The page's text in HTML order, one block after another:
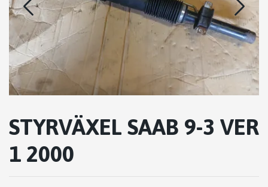
STYRVÄXEL SAAB 9-3 VER
1 2000